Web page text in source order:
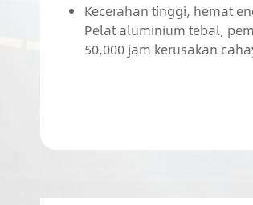
Kecerahan tinggi, hemat
Pelat aluminium tebal,
50,000 jam kerusakan